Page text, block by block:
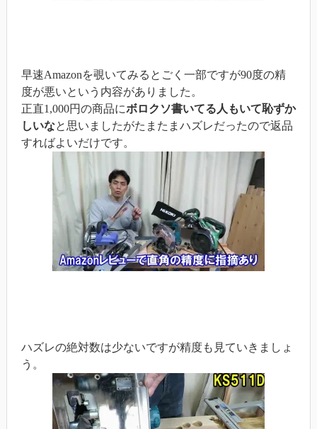
早速Amazonを覗いてみるとごく一部ですが90度の精
度が悪いという内容がありました。
正直1,000円の商品にボロクソ書いてる人もいて恥ずか
しいなと思いましたがたまたまハズレだったので返品
すればよいだけです。
ハズレの絶対数は少ないですが精度も見ていきましょ
う。